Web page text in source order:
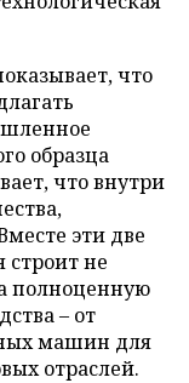
что
образца
что внутри
эти две
строит не
полноценную
– от
машин для
отраслей.